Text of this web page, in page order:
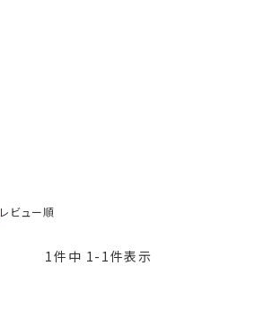
レビュー順
1件中 1- 1件表示